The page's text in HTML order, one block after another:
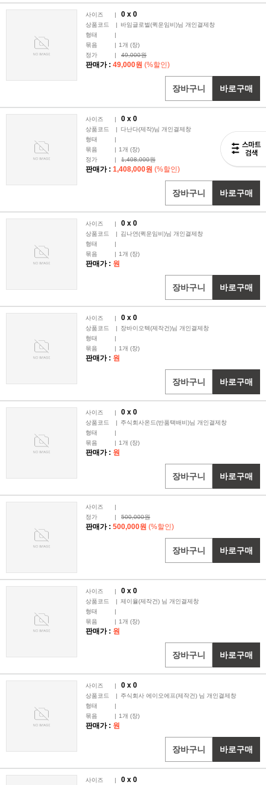
사이즈 0 x 0
상품코드
바임글로벌(퀵운임비)님 개인결제창
형태
묶음
1개 (장)
정가
49,000원
판매가 : 49,000원 (%할인)
바로구매
장바구니
사이즈 0 x 0
상품코드
다난다(제작)님 개인결제창
형태
묶음
1개 (장)
정가
1,408,000원
판매가 : 1,408,000원 (%할인)
바로구매
장바구니
사이즈 0 x 0
상품코드
김나연(퀵운임비)님 개인결제창
형태
묶음
1개 (장)
판매가 : 원
바로구매
장바구니
사이즈 0 x 0
상품코드
장바이오텍(제작건)님 개인결제창
형태
묶음
1개 (장)
판매가 : 원
바로구매
장바구니
사이즈 0 x 0
상품코드
주식회사온드(반품택배비)님 개인결제창
형태
묶음
1개 (장)
판매가 : 원
바로구매
장바구니
사이즈
정가
500,000원
판매가 : 500,000원 (%할인)
바로구매
장바구니
사이즈 0 x 0
상품코드
제이율(제작건) 님 개인결제창
형태
묶음
1개 (장)
판매가 : 원
바로구매
장바구니
사이즈 0 x 0
상품코드
주식회사 에이오에프(제작건) 님 개인결제창
형태
묶음
1개 (장)
판매가 : 원
바로구매
장바구니
사이즈 0 x 0